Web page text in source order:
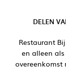
DELEN
Restaurant
en alleen
overeenkomst